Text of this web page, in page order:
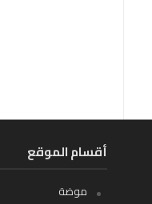
أقسام الموقع
موضة